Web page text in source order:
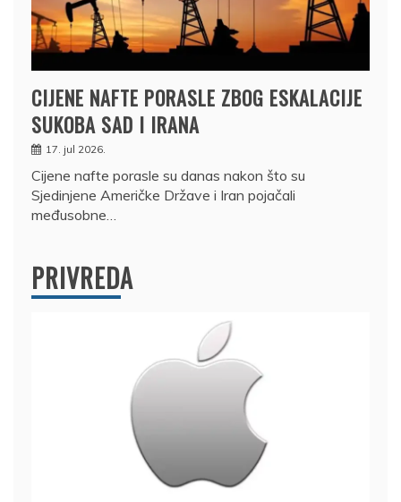
CIJENE NAFTE PORASLE ZBOG ESKALACIJE
SUKOBA SAD I IRANA
17. jul 2026.
Cijene nafte porasle su danas nakon što su
Sjedinjene Američke Države i Iran pojačali
međusobne…
PRIVREDA